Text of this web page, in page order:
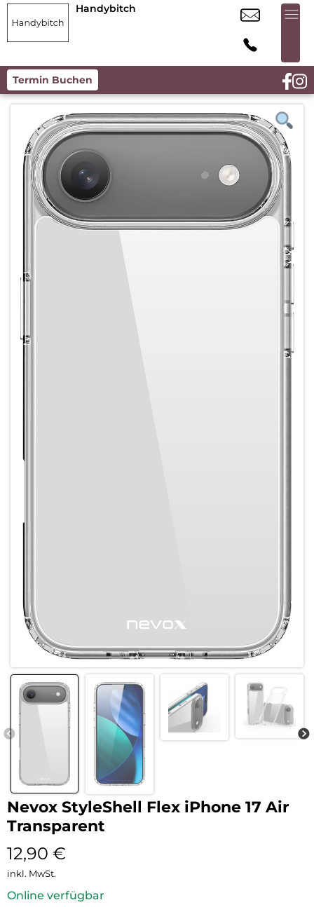
Handybitch
Termin Buchen
Nevox StyleShell Flex iPhone 17 Air
Transparent
12,90 €
inkl. MwSt.
Online verfügbar